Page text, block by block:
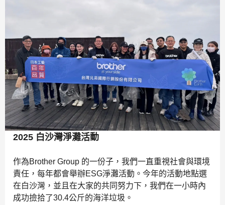
2025 白沙灣淨灘活動
作為Brother Group 的一份子，我們一直重視社會與環境
責任，每年都會舉辦ESG淨灘活動。今年的活動地點選
在白沙灣，並且在大家的共同努力下，我們在一小時內
成功撿拾了30.4公斤的海洋垃圾。